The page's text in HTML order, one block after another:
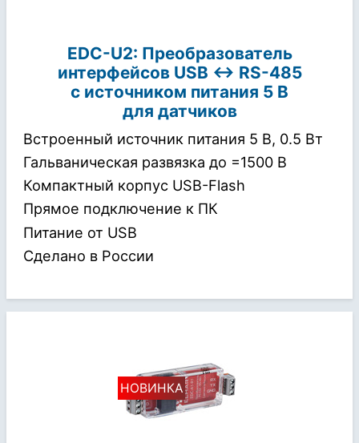
EDC-U2: Преобразователь
интерфейсов USB ↔ RS-485
с источником питания 5 В
для датчиков
Встроенный источник питания 5 В, 0.5 Вт
Гальваническая развязка до =1500 В
Компактный корпус USB-Flash
Прямое подключение к ПК
Питание от USB
Сделано в России